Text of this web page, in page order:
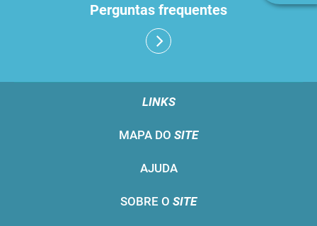
Perguntas frequentes
LINKS
MAPA DO SITE
AJUDA
SOBRE O SITE